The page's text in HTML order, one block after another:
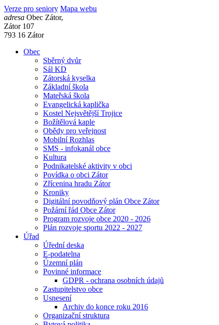
Verze pro seniory Mapa webu
adresa Obec Zátor,
Zátor 107
793 16 Zátor
Obec
Sběrný dvůr
Sál KD
Zátorská kyselka
Základní škola
Mateřská škola
Evangelická kaplička
Kostel Nejsvětější Trojice
Božítělová kaple
Obědy pro veřejnost
Mobilní Rozhlas
SMS - infokanál obce
Kultura
Podnikatelské aktivity v obci
Povídka o obci Zátor
Zřícenina hradu Zátor
Kroniky
Digitální povodňový plán Obce Zátor
Požární řád Obce Zátor
Program rozvoje obce 2020 - 2026
Plán rozvoje sportu 2022 - 2027
Úřad
Úřední deska
E-podatelna
Územní plán
Povinné informace
GDPR - ochrana osobních údajů
Zastupitelstvo obce
Usnesení
Archiv do konce roku 2016
Organizační struktura